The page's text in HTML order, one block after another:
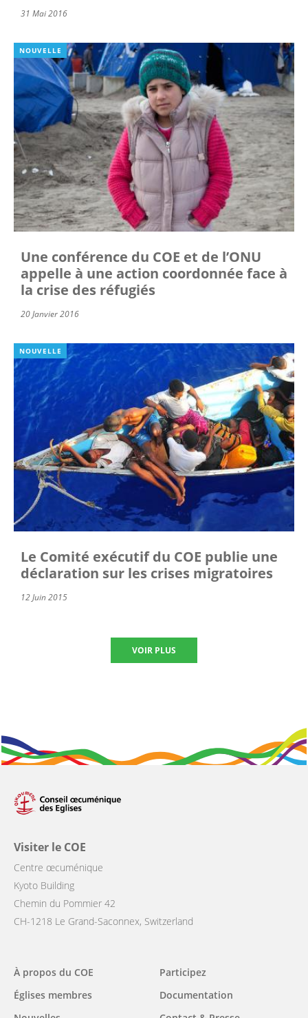
31 Mai 2016
NOUVELLE
Une conférence du COE et de l’ONU
appelle à une action coordonnée face à
la crise des réfugiés
20 Janvier 2016
NOUVELLE
Le Comité exécutif du COE publie une
déclaration sur les crises migratoires
12 Juin 2015
VOIR PLUS
Visiter le COE
Centre œcuménique
Kyoto Building
Chemin du Pommier 42
CH-1218 Le Grand-Saconnex, Switzerland
Main
navigation
À propos du COE
Églises membres
Participez
Documentation